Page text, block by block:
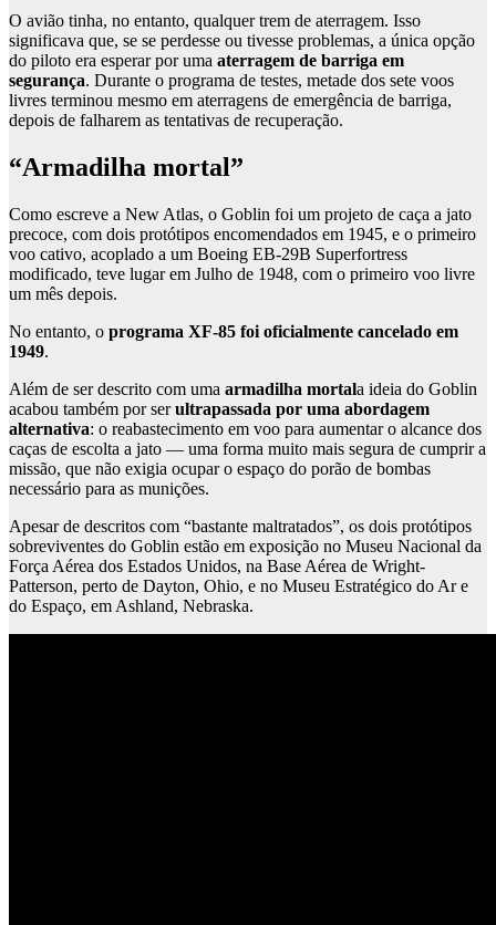
O avião tinha, no entanto, qualquer trem de aterragem. Isso
significava que, se se perdesse ou tivesse problemas, a única opção
do piloto era esperar por uma aterragem de barriga em
segurança. Durante o programa de testes, metade dos sete voos
livres terminou mesmo em aterragens de emergência de barriga,
depois de falharem as tentativas de recuperação.
“Armadilha mortal”
Como escreve a New Atlas, o Goblin foi um projeto de caça a jato
precoce, com dois protótipos encomendados em 1945, e o primeiro
voo cativo, acoplado a um Boeing EB-29B Superfortress
modificado, teve lugar em Julho de 1948, com o primeiro voo livre
um mês depois.
No entanto, o programa XF-85 foi oficialmente cancelado em
1949.
Além de ser descrito com uma armadilha mortala ideia do Goblin
acabou também por serultrapassada por uma abordagem
alternativa: o reabastecimento em voo para aumentar o alcance dos
caças de escolta a jato — uma forma muito mais segura de cumprir a
missão, que não exigia ocupar o espaço do porão de bombas
necessário para as munições.
Apesar de descritos com “bastante maltratados”, os dois protótipos
sobreviventes do Goblin estão em exposição no Museu Nacional da
Força Aérea dos Estados Unidos, na Base Aérea de Wright-
Patterson, perto de Dayton, Ohio, e no Museu Estratégico do Ar e
do Espaço, em Ashland, Nebraska.